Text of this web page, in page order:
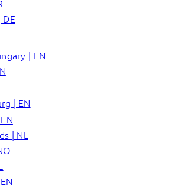
| EN
| EN
| NL